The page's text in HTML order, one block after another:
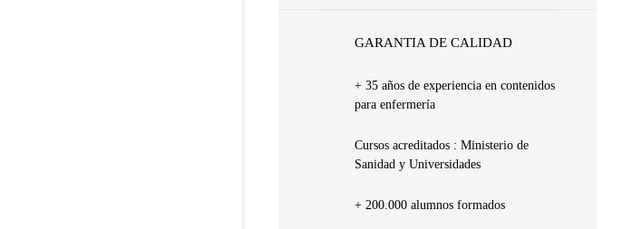
GARANTIA DE CALIDAD
+ 35 años de experiencia en contenidos
para enfermería
Cursos acreditados : Ministerio de
Sanidad y Universidades
+ 200.000 alumnos formados